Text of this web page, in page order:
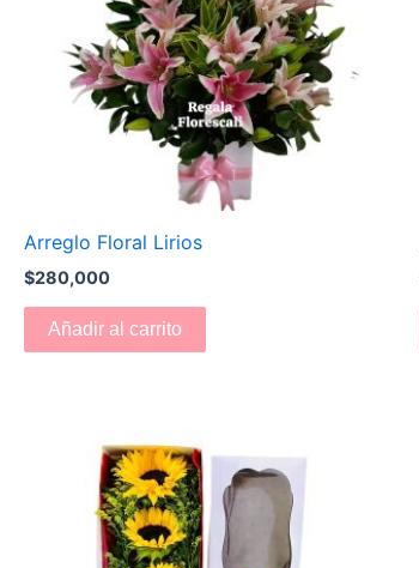
Arreglo Floral Lirios
$280,000
Añadir al carrito